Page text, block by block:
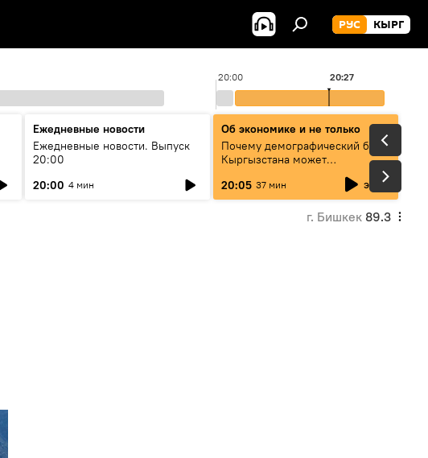
РУС КЫРГ
20:00 20:27
Ежедневные новости
Ежедневные новости. Выпуск
20:00
20:00 4 мин
Об экономике и не только
Почему демографический бум
Кыргызстана может
превратиться в проблему и как
этого избежать
20:05 37 мин эфир
г. Бишкек 89.3